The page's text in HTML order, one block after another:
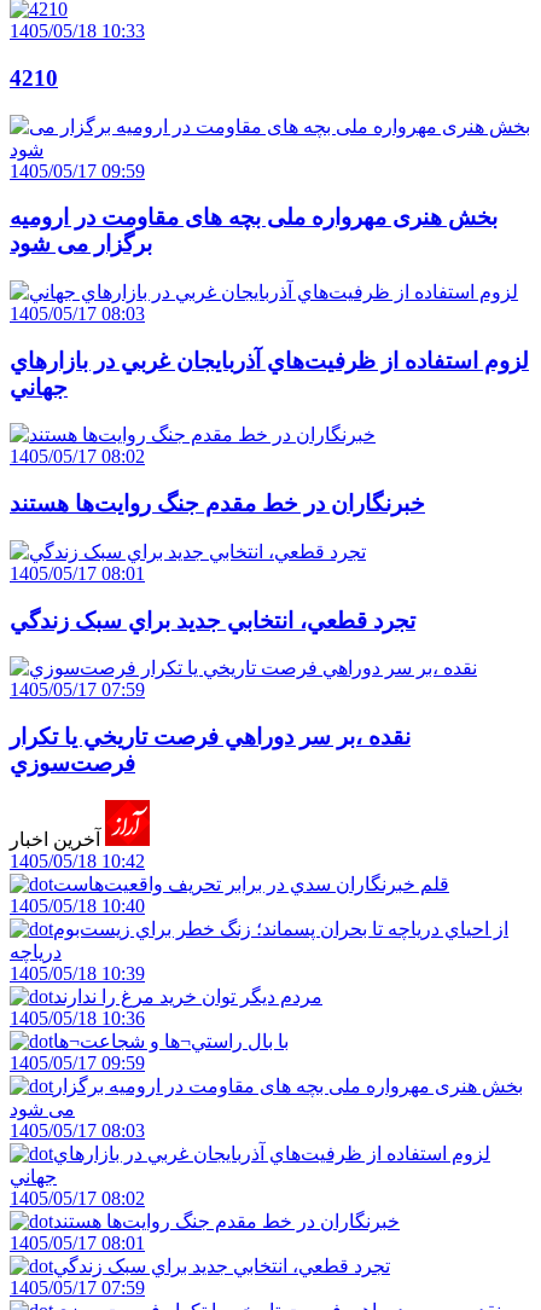
1405/05/18 10:33
4210
1405/05/17 09:59
بخش هنری مهرواره ملی بچه های مقاومت در ارومیه
برگزار می شود
1405/05/17 08:03
لزوم استفاده از ظرفيت‌هاي آذربايجان غربي در بازارهاي
جهاني
1405/05/17 08:02
خبرنگاران در خط مقدم جنگ روايت‌ها هستند
1405/05/17 08:01
تجرد قطعي، انتخابي جديد براي سبک زندگي
1405/05/17 07:59
نقده ،بر سر دوراهي فرصت تاريخي يا تکرار
فرصت‌سوزي
1405/05/18 10:42
قلم خبرنگاران سدي در برابر تحريف واقعيت‌هاست
1405/05/18 10:40
از احياي درياچه تا بحران پسماند؛ زنگ خطر براي زيست‌بوم
درياچه
1405/05/18 10:39
مردم ديگر توان خريد مرغ را ندارند
1405/05/18 10:36
با بال راستي¬ها و شجاعت¬ها
1405/05/17 09:59
بخش هنری مهرواره ملی بچه های مقاومت در ارومیه برگزار
می شود
1405/05/17 08:03
لزوم استفاده از ظرفيت‌هاي آذربايجان غربي در بازارهاي
جهاني
1405/05/17 08:02
خبرنگاران در خط مقدم جنگ روايت‌ها هستند
1405/05/17 08:01
تجرد قطعي، انتخابي جديد براي سبک زندگي
1405/05/17 07:59